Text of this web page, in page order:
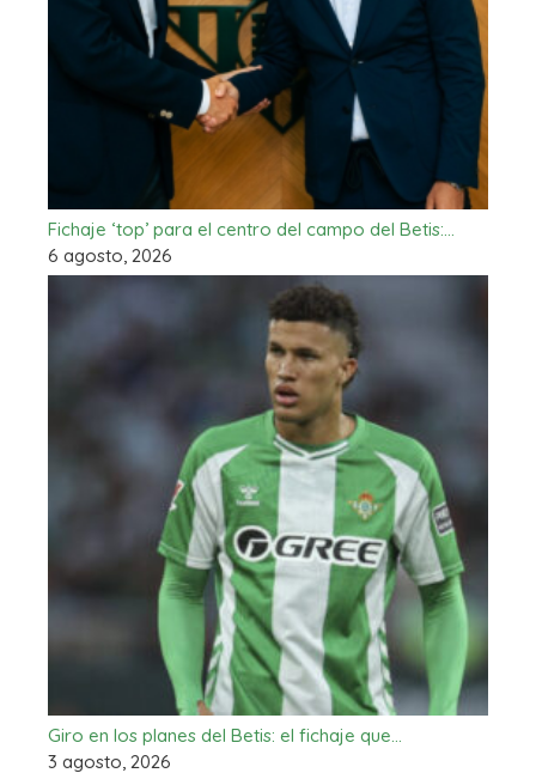
Fichaje ‘top’ para el centro del campo del Betis:…
6 agosto, 2026
Giro en los planes del Betis: el fichaje que…
3 agosto, 2026